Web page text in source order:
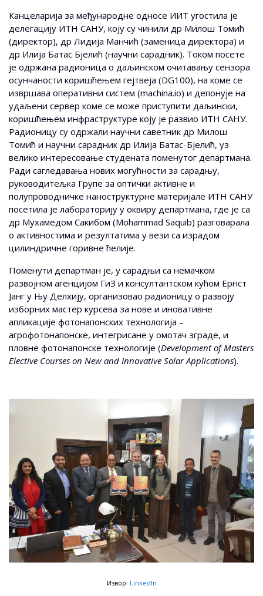
Канцеларија за међународне односе ИИТ угостила је
делегацију ИТН САНУ, коју су чинили др Милош Томић
(директор), др Лидија Манчић (заменица директора) и
др Илија Батас Бјелић (научни сарадник). Током посете
је одржана радионица о даљинском очитавању сензора
осунчаности коришћењем гејтвеја (DG100), на коме се
извршава оперативни систем (machina.io) и депонује на
удаљени сервер коме се може приступити даљински,
коришћењем инфраструктуре коју је развио ИТН САНУ.
Радионицу су одржали научни саветник др Милош
Томић и научни сарадник др Илија Батас-Бјелић, уз
велико интересовање студената поменутог департмана.
Ради сагледавања нових могућности за сарадњу,
руководитељка Групе за оптички активне и
полупроводничке наноструктурне материјале ИТН САНУ
посетила је лабораторију у оквиру департмана, где је са
др Мухамедом Сакибом (Mohammad Saquib) разговарала
о активностима и резултатима у вези са израдом
цилиндричне горивне ћелије.
Поменути департман је, у сарадњи са немачком
развојном агенцијом ГиЗ и консултантском кућом Ернст
Јанг у Њу Делхију, организовао радионицу о развоју
изборних мастер курсева за нове и иновативне
апликације фотонапонских технологија –
агрофотонапонске, интегрисане у омотач зграде, и
пловне фотонапонске технологије (Development of Masters
Elective Courses on New and Innovative Solar Applications).
Извор: LinkedIn